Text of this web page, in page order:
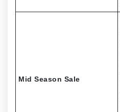
Mid Season Sale